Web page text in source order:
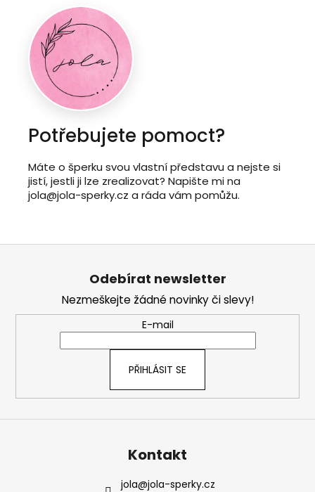
Potřebujete pomoct?
Máte o šperku svou vlastní představu a nejste si
jistí, jestli ji lze zrealizovat? Napište mi na
jola@jola-sperky.cz a ráda vám pomůžu.
Odebírat newsletter
Nezmeškejte žádné novinky či slevy!
E-mail
PŘIHLÁSIT SE
Kontakt
jola@jola-sperky.cz